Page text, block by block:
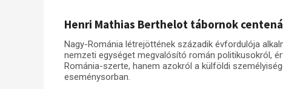
Henri Mathias Berthelot tábornok
Nagy-Románia létrejöttének századik évfordulója
nemzeti egységet megvalósító román politikusokról,
Románia-szerte, hanem azokról a külföldi
eseménysorban.